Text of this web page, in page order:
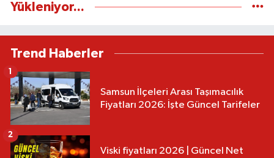
Yükleniyor...
Trend Haberler
Samsun İlçeleri Arası Taşımacılık
Fiyatları 2026: İşte Güncel Tarifeler
1
Viski fiyatları 2026 | Güncel Net
2